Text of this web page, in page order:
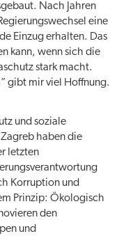
Nach Jahren
eine
Einzug erhalten. Das
kann, wenn sich die
stark macht.
gibt mir viel Hoffnung.
und soziale
haben die
letzten
Korruption und
Prinzip: Ökologisch
den
und